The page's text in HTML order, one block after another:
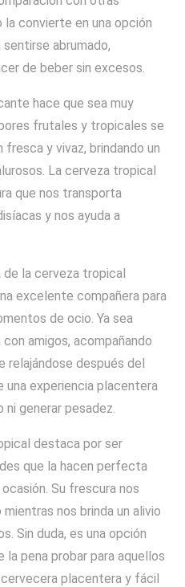
convierte en una opción
abrumado,
de beber sin excesos.
hace que sea muy
frutales y tropicales se
fresca y vivaz, brindando un
La cerveza tropical
que nos transporta
y nos ayuda a
de la cerveza tropical
excelente compañera para
de ocio. Ya sea
amigos, acompañando
relajándose después del
experiencia placentera
generar pesadez.
destaca por ser
que la hacen perfecta
Su frescura nos
nos brinda un alivio
Sin duda, es una opción
pena probar para aquellos
placentera y fácil